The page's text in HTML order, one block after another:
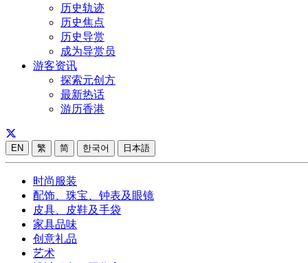
历史轨迹
历史焦点
历史导赏
成为导赏员
游客资讯
探索元创方
最新热话
游历香港
EN 繁 简 한국어 日本語
时尚服装
配饰、珠宝、钟表及眼镜
皮具、皮鞋及手袋
家具品味
创意礼品
艺术